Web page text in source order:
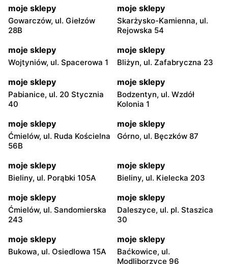
moje sklepy
Gowarczów, ul. Giełzów
28B
moje sklepy
Skarżysko-Kamienna, ul.
Rejowska 54
moje sklepy
Wojtyniów, ul. Spacerowa 1
moje sklepy
Bliżyn, ul. Zafabryczna 23
moje sklepy
Pabianice, ul. 20 Stycznia
40
moje sklepy
Bodzentyn, ul. Wzdół
Kolonia 1
moje sklepy
Ćmielów, ul. Ruda Kościelna
56B
moje sklepy
Górno, ul. Bęczków 87
moje sklepy
Bieliny, ul. Porąbki 105A
moje sklepy
Bieliny, ul. Kielecka 203
moje sklepy
Ćmielów, ul. Sandomierska
243
moje sklepy
Daleszyce, ul. pl. Staszica
30
moje sklepy
Bukowa, ul. Osiedlowa 15A
moje sklepy
Baćkowice, ul.
Modliborzyce 96